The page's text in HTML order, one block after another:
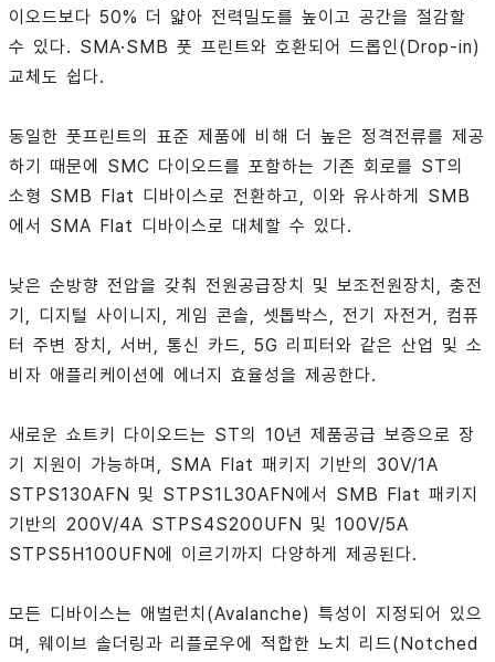
이오드보다 50% 더 얇아 전력밀도를 높이고 공간을 절감할
수 있다. SMA·SMB 풋 프린트와 호환되어 드롭인(Drop-in)
교체도 쉽다.
동일한 풋프린트의 표준 제품에 비해 더 높은 정격전류를 제공
하기 때문에 SMC 다이오드를 포함하는 기존 회로를 ST의
소형 SMB Flat 디바이스로 전환하고, 이와 유사하게 SMB
에서 SMA Flat 디바이스로 대체할 수 있다.
낮은 순방향 전압을 갖춰 전원공급장치 및 보조전원장치, 충전
기, 디지털 사이니지, 게임 콘솔, 셋톱박스, 전기 자전거, 컴퓨
터 주변 장치, 서버, 통신 카드, 5G 리피터와 같은 산업 및 소
비자 애플리케이션에 에너지 효율성을 제공한다.
새로운 쇼트키 다이오드는 ST의 10년 제품공급 보증으로 장
기 지원이 가능하며, SMA Flat 패키지 기반의 30V/1A
STPS130AFN 및 STPS1L30AFN에서 SMB Flat 패키지
기반의 200V/4A STPS4S200UFN 및 100V/5A
STPS5H100UFN에 이르기까지 다양하게 제공된다.
모든 디바이스는 애벌런치(Avalanche) 특성이 지정되어 있으
며, 웨이브 솔더링과 리플로우에 적합한 노치 리드(Notched